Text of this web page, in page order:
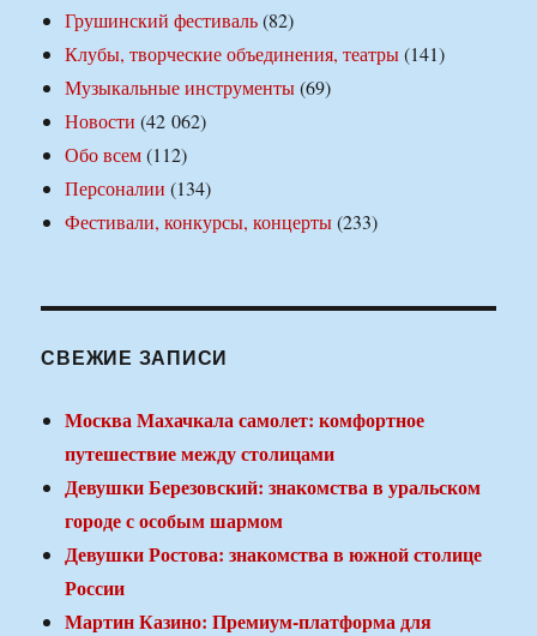
Грушинский фестиваль(82)
Клубы, творческие объединения, театры(141)
Музыкальные инструменты(69)
Новости (42 062)
Обо всем(112)
Персоналии (134)
Фестивали, конкурсы, концерты(233)
СВЕЖИЕ ЗАПИСИ
Москва Махачкала самолет: комфортное
путешествие между столицами
Девушки Березовский: знакомства в уральском
городе с особым шармом
Девушки Ростова: знакомства в южной столице
России
Мартин Казино: Премиум-платформа для